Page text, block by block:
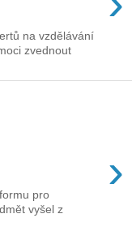
na vzdělávání
zvednout
›
pro
vyšel z